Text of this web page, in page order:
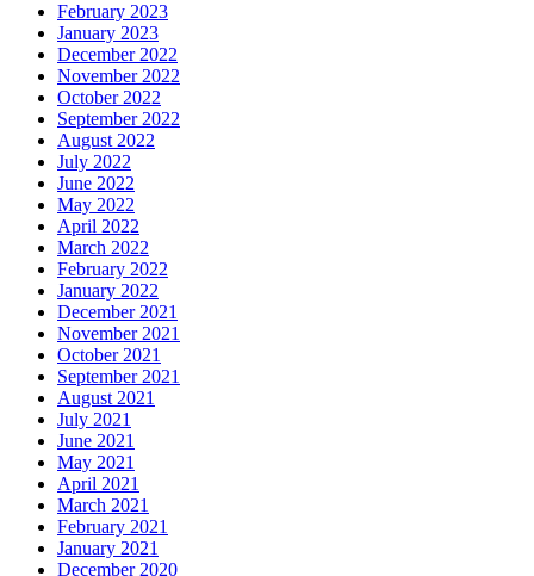
February 2023
January 2023
December 2022
November 2022
October 2022
September 2022
August 2022
July 2022
June 2022
May 2022
April 2022
March 2022
February 2022
January 2022
December 2021
November 2021
October 2021
September 2021
August 2021
July 2021
June 2021
May 2021
April 2021
March 2021
February 2021
January 2021
December 2020